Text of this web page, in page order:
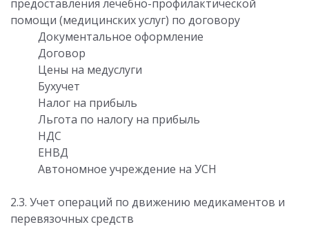
предоставления лечебно-профилактической
помощи (медицинских услуг) по договору
Документальное оформление
Договор
Цены на медуслуги
Бухучет
Налог на прибыль
Льгота по налогу на прибыль
НДС
ЕНВД
Автономное учреждение на УСН
2.3. Учет операций по движению медикаментов и
перевязочных средств